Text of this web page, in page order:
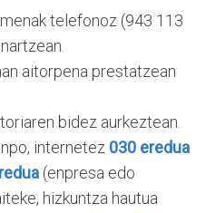
telefonoz (943 113
aitorpena prestatzean
bidez aurkeztean.
internetez 030 eredua
(enpresa edo
hizkuntza hautua